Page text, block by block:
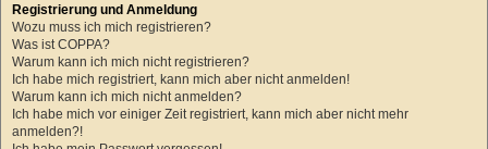
Registrierung und Anmeldung
Wozu muss ich mich registrieren?
Was ist COPPA?
Warum kann ich mich nicht registrieren?
Ich habe mich registriert, kann mich aber nicht anmelden!
Warum kann ich mich nicht anmelden?
Ich habe mich vor einiger Zeit registriert, kann mich aber nicht mehr
anmelden?!